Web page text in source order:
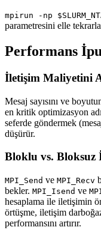
mpirun -np
parametresini elle
Performans
İletişim Maliyetini
Mesaj sayısını ve
en kritik optimizasyon
seferde göndermek
düşürür.
Bloklu vs. Bloksuz
MPI_Send ve MPI_Recv
bekler. MPI_Isend ve
hesaplama ile iletişimin
örtüşme, iletişim
performansını artırır.